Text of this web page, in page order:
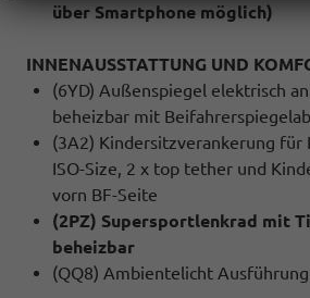
über Smartphone möglich)
INNENAUSSTATTUNG UND
(6YD) Außenspiegel elektrisch
beheizbar mit
(3A2) Kindersitzverankerung für
ISO-Size, 2 x top tether und
vorn BF-Seite
(2PZ) Supersportlenkrad mit
beheizbar
(QQ8) Ambientelicht Ausführung